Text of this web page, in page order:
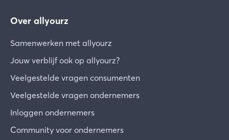
Over allyourz
Samenwerken met allyourz
Jouw verblijf ook op allyourz?
Veelgestelde vragen consumenten
Veelgestelde vragen ondernemers
Inloggen ondernemers
Community voor ondernemers